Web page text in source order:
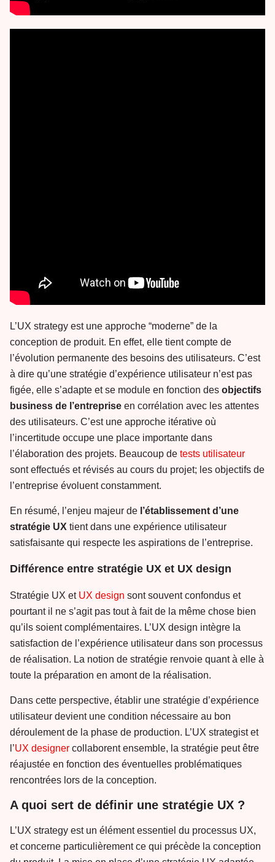
L’UX strategy est une approche “moderne” de la
conception de produit. En effet, elle tient compte de
l’évolution permanente des besoins des utilisateurs. C’est
à dire qu’une stratégie d’expérience utilisateur n’est pas
figée, elle s’adapte et se module en fonction des objectifs
business de l’entreprise en corrélation avec les attentes
des utilisateurs. C’est une approche itérative où
l’incertitude occupe une place importante dans
l’élaboration des projets. Beaucoup de tests utilisateur
sont effectués et révisés au cours du projet; les objectifs de
l’entreprise évoluent constamment.
En résumé, l’enjeu majeur de l’établissement d’une
stratégie UX tient dans une expérience utilisateur
satisfaisante qui respecte les aspirations de l’entreprise.
Différence entre stratégie UX et UX design
Stratégie UX et UX design sont souvent confondus et
pourtant il ne s’agit pas tout à fait de la même chose bien
qu’ils soient complémentaires. L’UX design intègre la
satisfaction de l’expérience utilisateur dans son processus
de réalisation. La notion de stratégie renvoie quant à elle à
toute la préparation en amont de la réalisation.
Dans cette perspective, établir une stratégie d’expérience
utilisateur devient une condition nécessaire au bon
déroulement de la phase de production. L’UX strategist et
l’UX designer collaborent ensemble, la stratégie peut être
réajustée en fonction des éventuelles problématiques
rencontrées lors de la conception.
A quoi sert de définir une stratégie UX ?
L’UX strategy est un élément essentiel du processus UX,
et concerne particulièrement ce qui précède la conception